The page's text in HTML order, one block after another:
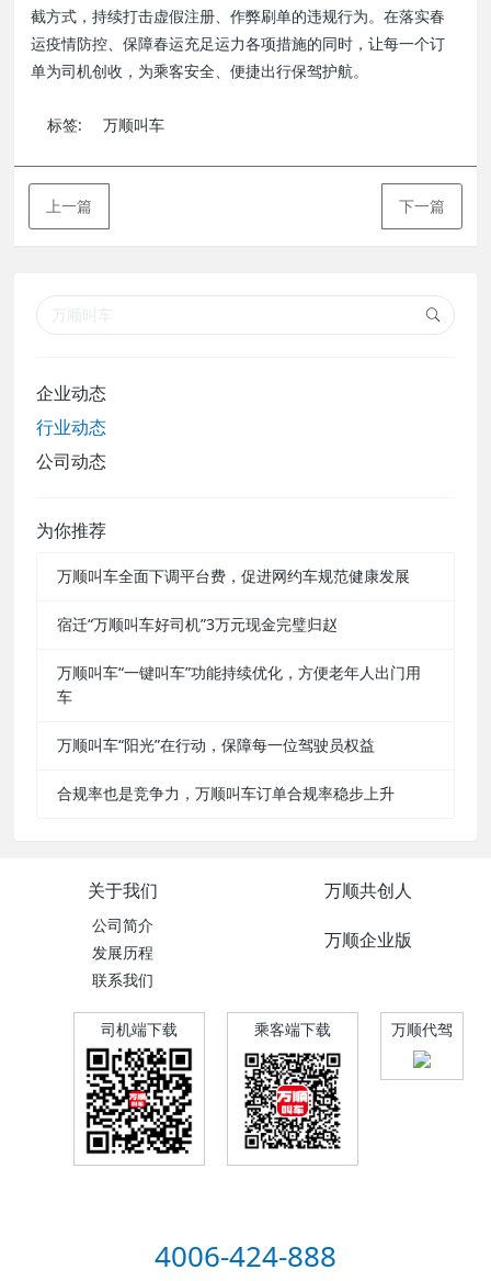
截方式，持续打击虚假注册、作弊刷单的违规行为。在落实春
运疫情防控、保障春运充足运力各项措施的同时，让每一个订
单为司机创收，为乘客安全、便捷出行保驾护航。
标签: 万顺叫车
上一篇 下一篇
企业动态
行业动态
公司动态
为你推荐
万顺叫车全面下调平台费，促进网约车规范健康发展
宿迁“万顺叫车好司机”3万元现金完璧归赵
万顺叫车“一键叫车”功能持续优化，方便老年人出门用
车
万顺叫车“阳光”在行动，保障每一位驾驶员权益
合规率也是竞争力，万顺叫车订单合规率稳步上升
关于我们
公司简介
发展历程
联系我们
万顺共创人
万顺企业版
司机端下载 乘客端下载 万顺代驾
4006-424-888